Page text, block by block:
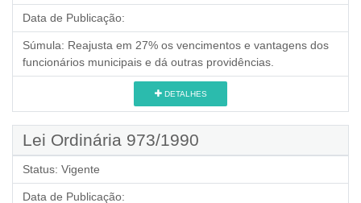
Data de Publicação:
Súmula: Reajusta em 27% os vencimentos e vantagens dos
funcionários municipais e dá outras providências.
DETALHES
Lei Ordinária 973/1990
Status: Vigente
Data de Publicação: